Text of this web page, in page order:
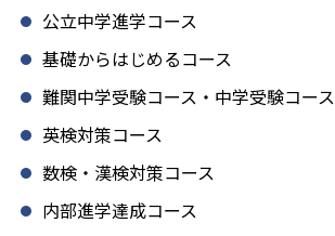
公立中学進学コース
基礎からはじめるコース
難関中学受験コース・中学受験コース
英検対策コース
数検・漢検対策コース
内部進学達成コース